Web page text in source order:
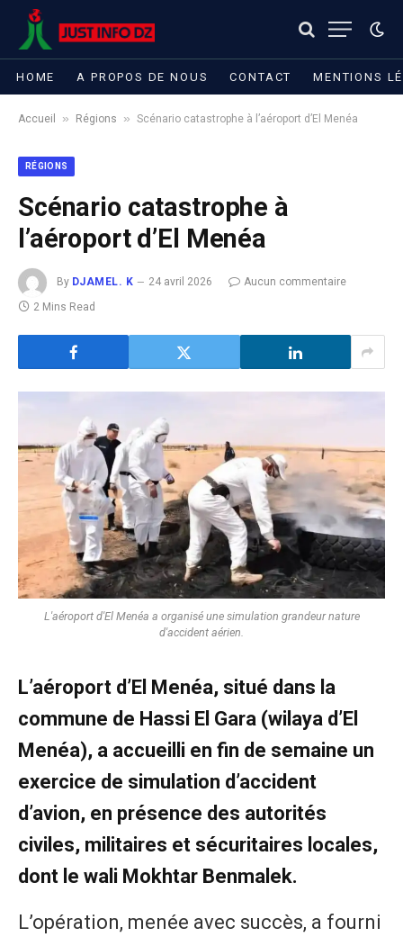
HOME A PROPOS DE NOUS CONTACT MENTIONS
Accueil » Régions » Scénario catastrophe à l’aéroport d’El Menéa
RÉGIONS
Scénario catastrophe à
l’aéroport d’El Menéa
By DJAMEL. K 24 avril 2026
Aucun commentaire
2 Mins Read
L'aéroport d'El Menéa a organisé une simulation grandeur nature
d'accident aérien.
L’aéroport d’El Menéa, situé dans la
commune de Hassi El Gara (wilaya d’El
Menéa), a accueilli en fin de semaine un
exercice de simulation d’accident
d’avion, en présence des autorités
civiles, militaires et sécuritaires locales,
dont le wali Mokhtar Benmalek.
L’opération, menée avec succès, a fourni